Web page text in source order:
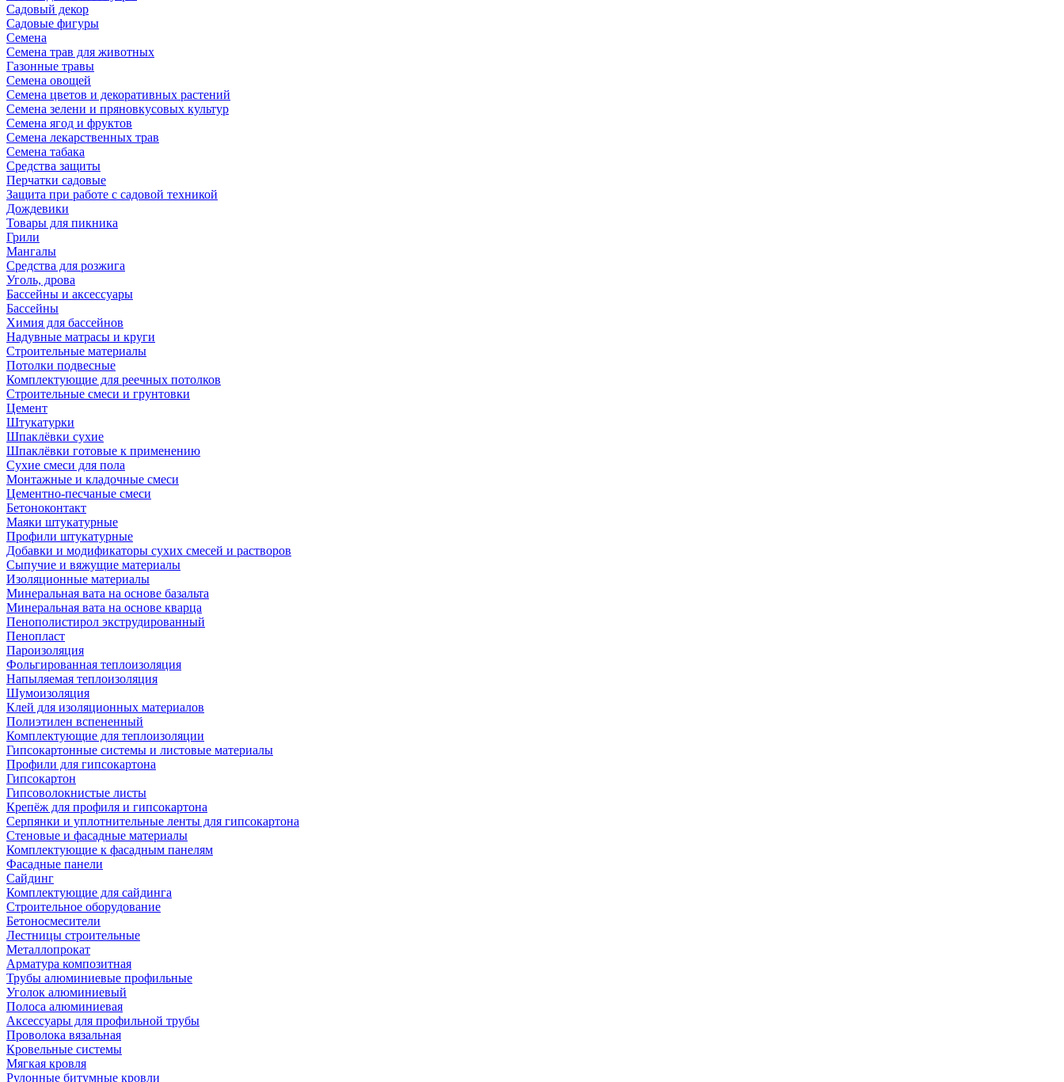
Садовый декор
Садовые фигуры
Семена
Семена трав для животных
Газонные травы
Семена овощей
Семена цветов и декоративных растений
Семена зелени и пряновкусовых культур
Семена ягод и фруктов
Семена лекарственных трав
Семена табака
Средства защиты
Перчатки садовые
Защита при работе с садовой техникой
Дождевики
Товары для пикника
Грили
Мангалы
Средства для розжига
Уголь, дрова
Бассейны и аксессуары
Бассейны
Химия для бассейнов
Надувные матрасы и круги
Строительные материалы
Потолки подвесные
Комплектующие для реечных потолков
Строительные смеси и грунтовки
Цемент
Штукатурки
Шпаклёвки сухие
Шпаклёвки готовые к применению
Сухие смеси для пола
Монтажные и кладочные смеси
Цементно-песчаные смеси
Бетоноконтакт
Маяки штукатурные
Профили штукатурные
Добавки и модификаторы сухих смесей и растворов
Сыпучие и вяжущие материалы
Изоляционные материалы
Минеральная вата на основе базальта
Минеральная вата на основе кварца
Пенополистирол экструдированный
Пенопласт
Пароизоляция
Фольгированная теплоизоляция
Напыляемая теплоизоляция
Шумоизоляция
Клей для изоляционных материалов
Полиэтилен вспененный
Комплектующие для теплоизоляции
Гипсокартонные системы и листовые материалы
Профили для гипсокартона
Гипсокартон
Гипсоволокнистые листы
Крепёж для профиля и гипсокартона
Серпянки и уплотнительные ленты для гипсокартона
Стеновые и фасадные материалы
Комплектующие к фасадным панелям
Фасадные панели
Сайдинг
Комплектующие для сайдинга
Строительное оборудование
Бетоносмесители
Лестницы строительные
Металлопрокат
Арматура композитная
Трубы алюминиевые профильные
Уголок алюминиевый
Полоса алюминиевая
Аксессуары для профильной трубы
Проволока вязальная
Кровельные системы
Мягкая кровля
Рулонные битумные кровли